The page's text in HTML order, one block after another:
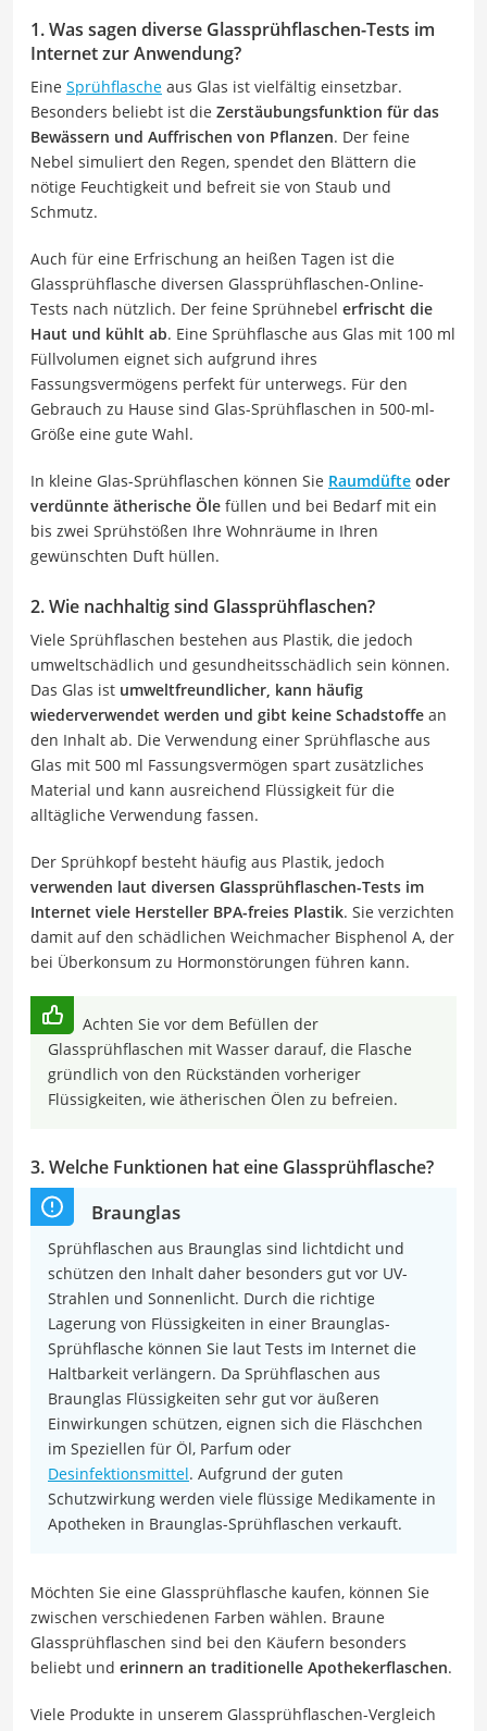
1. Was sagen diverse Glassprühflaschen-Tests im
Internet zur Anwendung?
Eine Sprühflasche aus Glas ist vielfältig einsetzbar.
Besonders beliebt ist die Zerstäubungsfunktion für das
Bewässern und Auffrischen von Pflanzen. Der feine
Nebel simuliert den Regen, spendet den Blättern die
nötige Feuchtigkeit und befreit sie von Staub und
Schmutz.
Auch für eine Erfrischung an heißen Tagen ist die
Glassprühflasche diversen Glassprühflaschen-Online-
Tests nach nützlich. Der feine Sprühnebel erfrischt die
Haut und kühlt ab. Eine Sprühflasche aus Glas mit 100 ml
Füllvolumen eignet sich aufgrund ihres
Fassungsvermögens perfekt für unterwegs. Für den
Gebrauch zu Hause sind Glas-Sprühflaschen in 500-ml-
Größe eine gute Wahl.
In kleine Glas-Sprühflaschen können Sie Raumdüfte oder
verdünnte ätherische Öle füllen und bei Bedarf mit ein
bis zwei Sprühstößen Ihre Wohnräume in Ihren
gewünschten Duft hüllen.
2. Wie nachhaltig sind Glassprühflaschen?
Viele Sprühflaschen bestehen aus Plastik, die jedoch
umweltschädlich und gesundheitsschädlich sein können.
Das Glas ist umweltfreundlicher, kann häufig
wiederverwendet werden und gibt keine Schadstoffe an
den Inhalt ab. Die Verwendung einer Sprühflasche aus
Glas mit 500 ml Fassungsvermögen spart zusätzliches
Material und kann ausreichend Flüssigkeit für die
alltägliche Verwendung fassen.
Der Sprühkopf besteht häufig aus Plastik, jedoch
verwenden laut diversen Glassprühflaschen-Tests im
Internet viele Hersteller BPA-freies Plastik. Sie verzichten
damit auf den schädlichen Weichmacher Bisphenol A, der
bei Überkonsum zu Hormonstörungen führen kann.
Achten Sie vor dem Befüllen der
Glassprühflaschen mit Wasser darauf, die Flasche
gründlich von den Rückständen vorheriger
Flüssigkeiten, wie ätherischen Ölen zu befreien.
3. Welche Funktionen hat eine Glassprühflasche?
Braunglas
Sprühflaschen aus Braunglas sind lichtdicht und
schützen den Inhalt daher besonders gut vor UV-
Strahlen und Sonnenlicht. Durch die richtige
Lagerung von Flüssigkeiten in einer Braunglas-
Sprühflasche können Sie laut Tests im Internet die
Haltbarkeit verlängern. Da Sprühflaschen aus
Braunglas Flüssigkeiten sehr gut vor äußeren
Einwirkungen schützen, eignen sich die Fläschchen
im Speziellen für Öl, Parfum oder
Desinfektionsmittel. Aufgrund der guten
Schutzwirkung werden viele flüssige Medikamente in
Apotheken in Braunglas-Sprühflaschen verkauft.
Möchten Sie eine Glassprühflasche kaufen, können Sie
zwischen verschiedenen Farben wählen. Braune
Glassprühflaschen sind bei den Käufern besonders
beliebt und erinnern an traditionelle Apothekerflaschen.
Viele Produkte in unserem Glassprühflaschen-Vergleich